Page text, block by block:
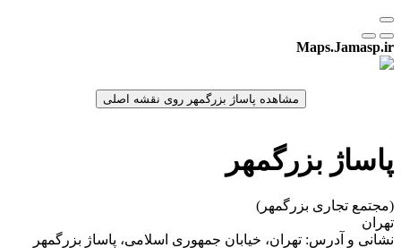
Maps.Jamasp.ir
پاساژ بزرگمهر
(مجتمع تجاری بزرگمهر)
تهران
نشانی و آدرس: تهران، خیابان جمهوری اسلامی، پاساژ بزرگمهر